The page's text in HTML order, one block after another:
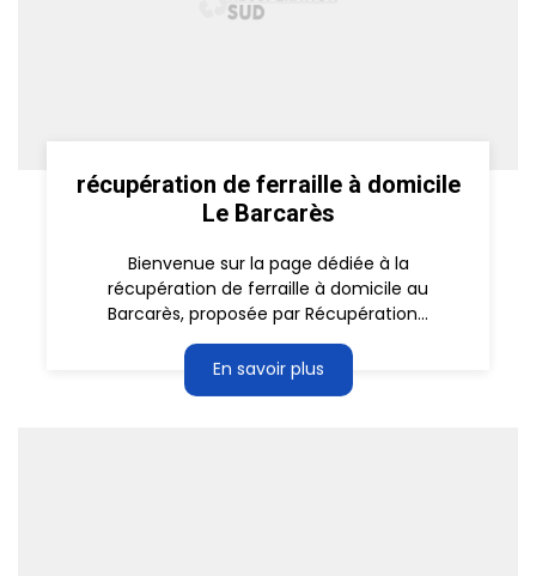
récupération de ferraille à domicile
Le Barcarès
Bienvenue sur la page dédiée à la
récupération de ferraille à domicile au
Barcarès, proposée par Récupération...
En savoir plus